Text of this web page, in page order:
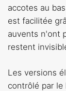
accotes au
est facilitée
auvents n'ont
restent
Les versions
contrôlé par le